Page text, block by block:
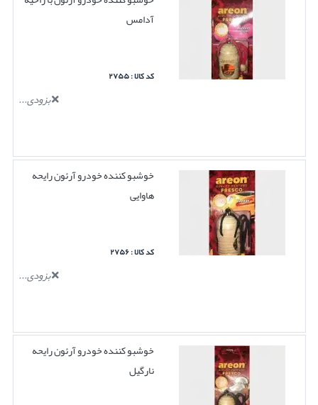
آدامس
کد کالا : ۲۷۵۵
بزودی...
خوشبو کننده خودرو آرئون رایحه
هاوایی
کد کالا : ۲۷۵۶
بزودی...
خوشبو کننده خودرو آرئون رایحه
نارگیل